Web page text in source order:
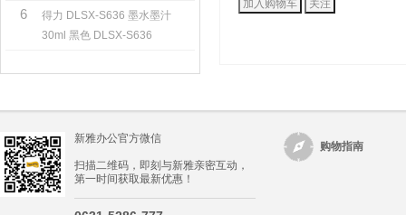
6
得力 DLSX-S636 墨水墨汁
30ml 黑色 DLSX-S636
新雅办公官方微信
扫描二维码，即刻与新雅亲密互动，
第一时间获取最新优惠！
购物指南